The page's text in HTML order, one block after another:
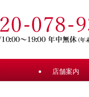
店舗案内